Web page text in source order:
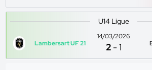
U14 Ligue
Lambersart UF 21
14/03/2026
2 -1